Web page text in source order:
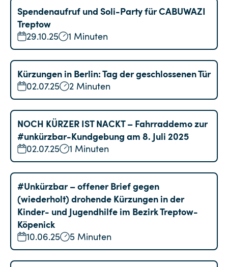
Spendenaufruf und Soli-Party für CABUWAZI
Treptow
29.10.25 1 Minuten
Kürzungen in Berlin: Tag der geschlossenen Tür
02.07.25 2 Minuten
NOCH KÜRZER IST NACKT – Fahrraddemo zur
#unkürzbar-Kundgebung am 8. Juli 2025
02.07.25 1 Minuten
#Unkürzbar – offener Brief gegen
(wiederholt) drohende Kürzungen in der
Kinder- und Jugendhilfe im Bezirk Treptow-
Köpenick
10.06.25 5 Minuten